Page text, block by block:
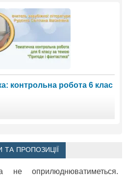
контрольна робота 6 клас
ТА ПРОПОЗИЦІЇ
оприлюднюватиметься.